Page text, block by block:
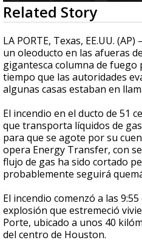
0
seconds
of
38
seconds
Related Story
LA PORTE, Texas, EE.UU.
un oleoducto en las afueras
gigantesca columna de fuego
tiempo que las autoridades
algunas casas estaban en
El incendio en el ducto de 51
que transporta líquidos de
para que se agote por su
opera Energy Transfer, con
flujo de gas ha sido cortado
probablemente seguirá
El incendio comenzó a las
explosión que estremeció
Porte, ubicado a unos 40
del centro de Houston.